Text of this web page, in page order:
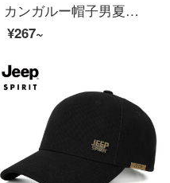
カンガルー帽子男夏のトレンド野球速乾帽屋外の日よけ釣り女百合鴨帽太陽帽速乾深灰色男女通用緩み調節
¥267~